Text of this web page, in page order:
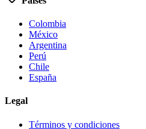
Colombia
México
Argentina
Perú
Chile
España
Legal
Términos y condiciones